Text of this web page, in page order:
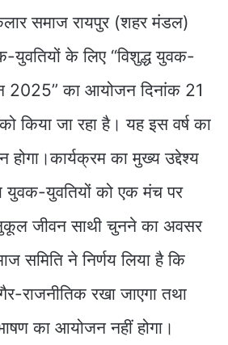
समाज रायपुर (शहर मंडल)
युवतियों के लिए “विशुद्ध युवक-
2025” का आयोजन दिनांक 21
किया जा रहा है। यह इस वर्ष का
होगा।कार्यक्रम का मुख्य उद्देश्य
युवक-युवतियों को एक मंच पर
जीवन साथी चुनने का अवसर
समिति ने निर्णय लिया है कि
राजनीतिक रखा जाएगा तथा
का आयोजन नहीं होगा।